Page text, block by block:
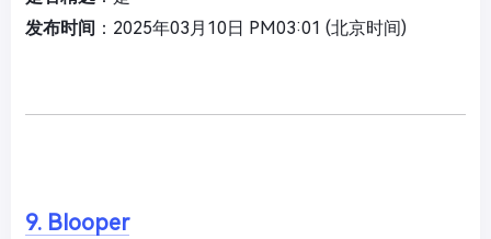
发布时间 ：2025年03月10日 PM03:01 (北京时间)
9. Blooper